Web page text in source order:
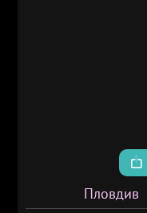
Пловдив